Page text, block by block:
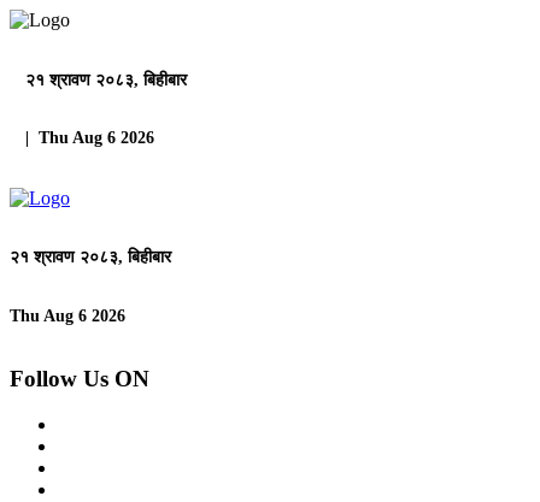
२१ श्रावण २०८३, बिहीबार
| Thu Aug 6 2026
२१ श्रावण २०८३, बिहीबार
Thu Aug 6 2026
Follow Us ON